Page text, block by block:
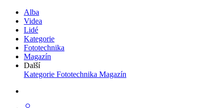
Alba
Videa
Lidé
Kategorie
Fototechnika
Magazín
Další
Kategorie Fototechnika Magazín